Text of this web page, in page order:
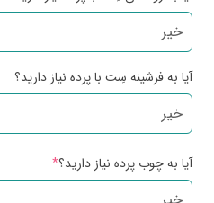
آیا به فرشینه سِت با پرده نیاز دارید؟
آیا به چوب پرده نیاز دارید؟*